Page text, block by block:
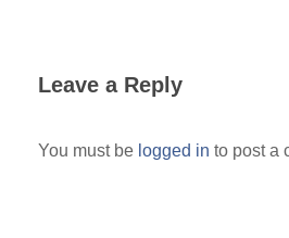
Leave a Reply
You must be logged in to post a